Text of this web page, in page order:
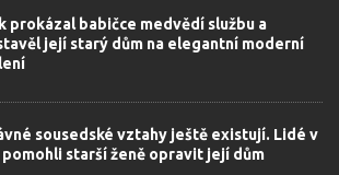
prokázal babičce medvědí službu a
její starý dům na elegantní moderní
sousedské vztahy ještě existují. Lidé v
pomohli starší ženě opravit její dům